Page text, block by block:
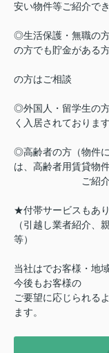
安い物件等ご紹介で
◎生活保護・無職の
の方でも貯金がある
は物件紹介
の方はご相談
下さ
◎外国人・留学生の
く入居されております
◎高齢者の方（物件
は、高齢者用賃貸物
ご紹介して
★付帯サービスもあり
（引越し業者紹介、
等）
当社はでお客様・地
今後もお客様の
ご要望に応じられる
ます。